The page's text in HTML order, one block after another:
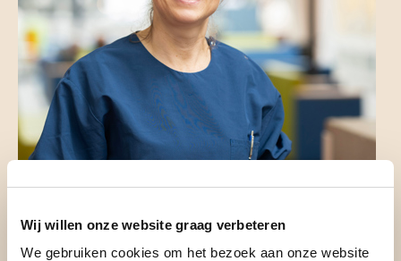
Wij willen onze website graag verbeteren
We gebruiken cookies om het bezoek aan onze website